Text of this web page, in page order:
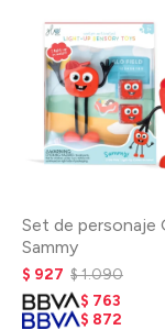
Set de personaje
Sammy
$ 927 $1.090
$ 763
$ 872